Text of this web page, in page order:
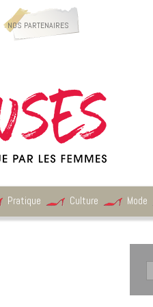
NOS PARTENAIRES
Pratique Culture Mode